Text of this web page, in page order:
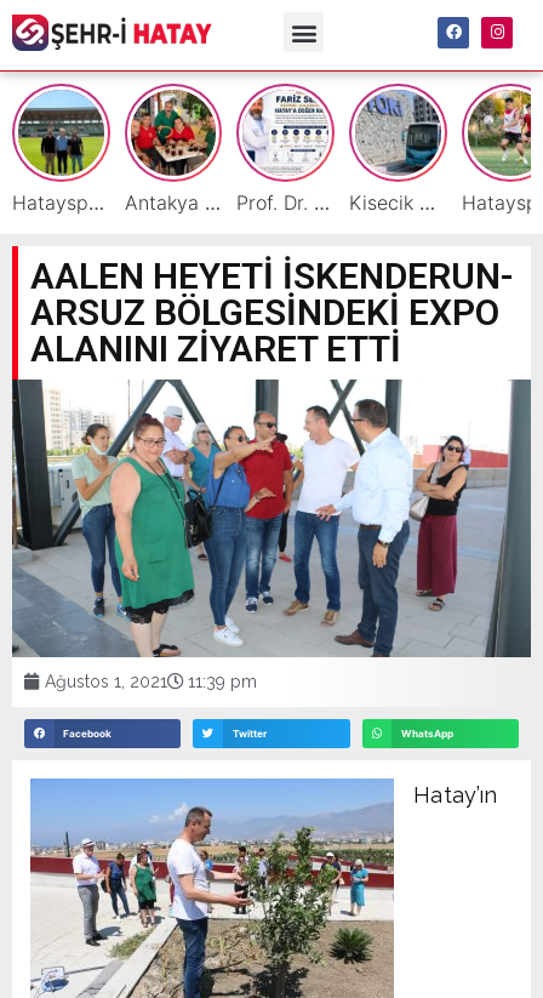
Hatayspor İç Saha Maçlarını Reyhanlı’da Oynamaya Hazırlanıyor Antakya Simidi Türkiye’nin Lezzet Zirvesinde Prof. Dr. Fariz Selimli, Uluslararası Başarılarıyla Hatay’a Değer Katıyor Kisecik TOKİ’lere Toplu Ulaşım Hizmeti Başladı
AALEN HEYETİ İSKENDERUN-
ARSUZ BÖLGESİNDEKİ EXPO
ALANINI ZİYARET ETTİ
Ağustos 1, 2021 11:39 pm
Facebook Twitter WhatsApp
Hatay’ın